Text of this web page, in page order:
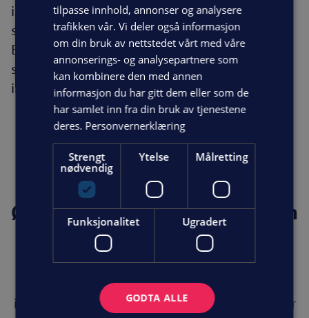
investering. Det store potensialet for
strømsparing er også noe av grunnen til at
Enova anbefaler husstander med et
strømforbruk på over 15 000 kWh i året, å
installere en luft-til-luftvarmepumpe.
Ønsker du mer informasjon om
varmepumpe?
Vi leverer varmepumper av høy kvalitet, og
hjelper deg gjerne med planlegging og
installasjon av den varmepumpen som passer
tilpasse innhold, annonser og analysere
trafikken vår. Vi deler også informasjon
om din bruk av nettstedet vårt med våre
annonserings- og analysepartnere som
kan kombinere den med annen
informasjon du har gitt dem eller som de
har samlet inn fra din bruk av tjenestene
deres. Personvernerklæring
Strengt
nødvendig
Ytelse Målretting
Funksjonalitet Ugradert
GODTA ALLE